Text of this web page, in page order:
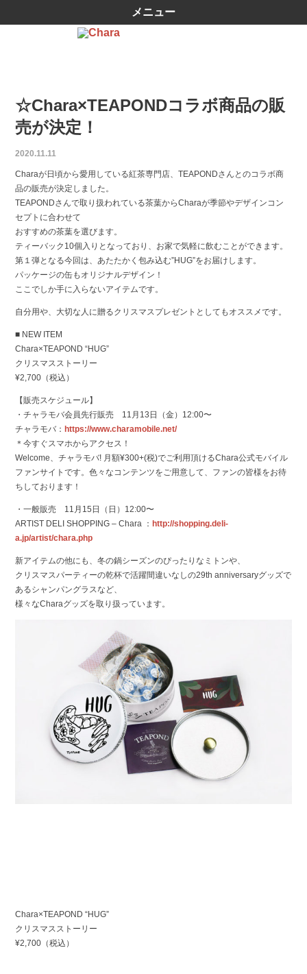
メニュー
☆Chara×TEAPONDコラボ商品の販
売が決定！
2020.11.11
Charaが日頃から愛用している紅茶専門店、TEAPONDさんとのコラボ商
品の販売が決定しました。
TEAPONDさんで取り扱われている茶葉からCharaが季節やデザインコン
セプトに合わせて
おすすめの茶葉を選びます。
ティーバック10個入りとなっており、お家で気軽に飲むことができます。
第１弾となる今回は、あたたかく包み込む”HUG”をお届けします。
パッケージの缶もオリジナルデザイン！
ここでしか手に入らないアイテムです。
自分用や、大切な人に贈るクリスマスプレゼントとしてもオススメです。
■ NEW ITEM
Chara×TEAPOND “HUG”
クリスマスストーリー
¥2,700（税込）
【販売スケジュール】
・チャラモバ会員先行販売 11月13日（金）12:00〜
チャラモバ： https://www.charamobile.net/
＊今すぐスマホからアクセス！
Welcome、チャラモバ! 月額¥300+(税)でご利用頂けるChara公式モバイル
ファンサイトです。色々なコンテンツをご用意して、ファンの皆様をお待
ちしております！
・一般販売 11月15日（日）12:00〜
ARTIST DELI SHOPPING – Chara ： http://shopping.deli-
a.jp/artist/chara.php
新アイテムの他にも、冬の鍋シーズンのぴったりなミトンや、
クリスマスパーティーの乾杯で活躍間違いなしの29th anniversaryグッズで
あるシャンパングラスなど、
様々なCharaグッズを取り扱っています。
Chara×TEAPOND “HUG”
クリスマスストーリー
¥2,700（税込）